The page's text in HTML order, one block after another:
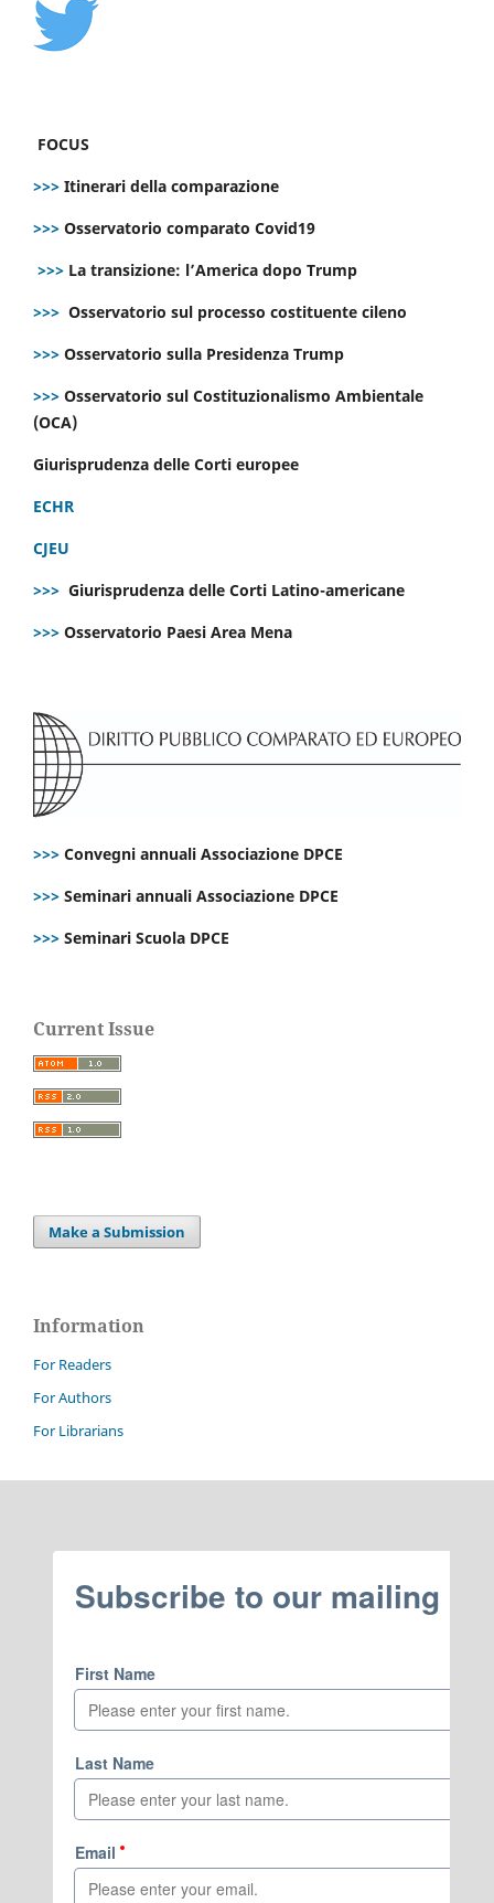
FOCUS
>>> Itinerari della comparazione
>>> Osservatorio comparato Covid19
>>> La transizione: l’America dopo Trump
>>> Osservatorio sul processo costituente cileno
>>> Osservatorio sulla Presidenza Trump
>>> Osservatorio sul Costituzionalismo Ambientale
(OCA)
Giurisprudenza delle Corti europee
ECHR
CJEU
>>> Giurisprudenza delle Corti Latino-americane
>>> Osservatorio Paesi Area Mena
>>> Convegni annuali Associazione DPCE
>>> Seminari annuali Associazione DPCE
>>> Seminari Scuola DPCE
Current Issue
Make a Submission
Information
For Readers
For Authors
For Librarians